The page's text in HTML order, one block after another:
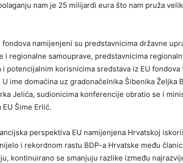
nam je 25 milijardi eura što nam pruža
namijenjeni su predstavnicima državne
i regionalne samouprave, predstavnicima
potencijalnim korisnicima sredstava iz EU fondova
ime domaćina uz gradonačelnika Šibenika Željka
Jelića, sudionicima konferencije obratio se i
Šime Erlić.
perspektiva EU namijenjena Hrvatskoj
i rekordnom rastu BDP-a Hrvatske među
kontinuirano se smanjuju razlike između